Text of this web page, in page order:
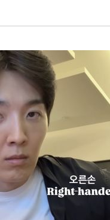
…1명 사망·1명 실종
35도' 무더위, 열대야 계속
협회 "실망과 걱정 안겨드려
대 150㎜ 비
나스닥 1.3%↑